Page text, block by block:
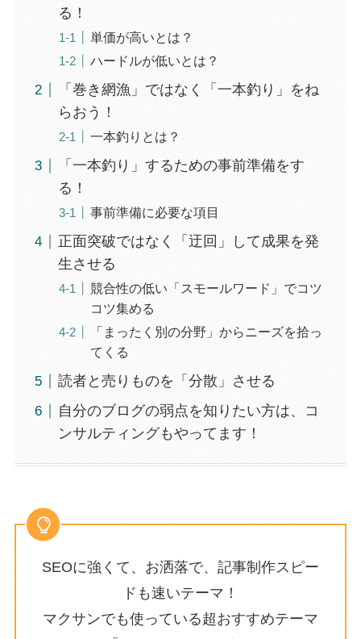
る！
単価が高いとは？
ハードルが低いとは？
「巻き網漁」ではなく「一本釣り」をね
らおう！
一本釣りとは？
「一本釣り」するための事前準備をす
る！
事前準備に必要な項目
正面突破ではなく「迂回」して成果を発
生させる
競合性の低い「スモールワード」でコツ
コツ集める
「まったく別の分野」からニーズを拾っ
てくる
読者と売りものを「分散」させる
自分のブログの弱点を知りたい方は、コ
ンサルティングもやってます！
SEOに強くて、お洒落で、記事制作スピー
ドも速いテーマ！
マクサンでも使っている超おすすめテーマ